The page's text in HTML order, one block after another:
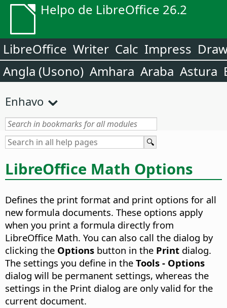
Helpo de LibreOffice 26.2
LibreOffice Writer Calc Impress
Angla (Usono) Amhara Araba Astura
Enhavo
LibreOffice Math Options
Defines the print format and print options for all
new formula documents. These options apply
when you print a formula directly from
LibreOffice Math. You can also call the dialog by
clicking the Options button in the Print dialog.
The settings you define in the Tools - Options
dialog will be permanent settings, whereas the
settings in the Print dialog are only valid for the
current document.